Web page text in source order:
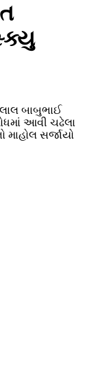
બાબુભાઈ
આવી ચઢેલા
સર્જાયો